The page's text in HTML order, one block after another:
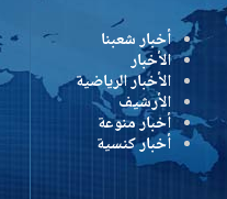
أخبار شعبنا
الأخبار
الأخبار الرياضية
الأرشيف
أخبار منوعة
أخبار كنسية